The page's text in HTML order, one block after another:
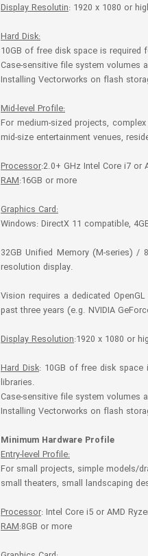
Display Resolutin: 1920 x 1080 or
Hard Disk:
10GB of free disk space is
Case-sensitive file system volumes
Installing Vectorworks on flash
Mid-level Profile:
For medium-sized projects,
mid-size entertainment venues,
Processor:2.0+ GHz Intel Core i7 or
RAM:16GB or more
Graphics Card:
Windows: DirectX 11 compatible,
32GB Unified Memory (M-series) /
resolution display.
Vision requires a dedicated
past three years (e.g. NVIDIA
Display Resolution:1920 x 1080 or
Hard Disk: 10GB of free disk
libraries.
Case-sensitive file system volumes
Installing Vectorworks on flash
Minimum Hardware Profile
Entry-level Profile:
For small projects, simple models/
small theaters, small landscaping
Processor: Intel Core i5 or AMD
RAM:8GB or more